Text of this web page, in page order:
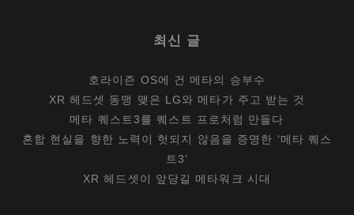
최신 글
호라이즌 OS에 건 메타의 승부수
XR 헤드셋 동맹 맺은 LG와 메타가 주고 받는 것
메타 퀘스트3를 퀘스트 프로처럼 만들다
혼합 현실을 향한 노력이 헛되지 않음을 증명한 ‘메타 퀘스
트3’
XR 헤드셋이 앞당길 메타워크 시대